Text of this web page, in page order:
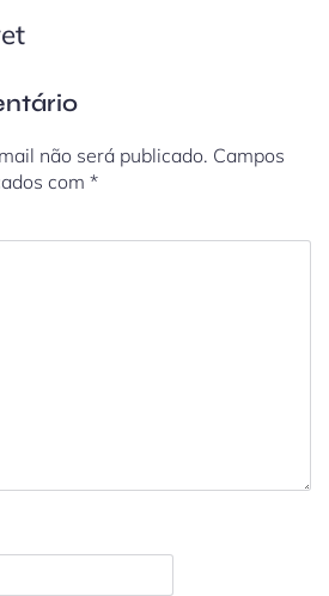
não será publicado. Campos
com *